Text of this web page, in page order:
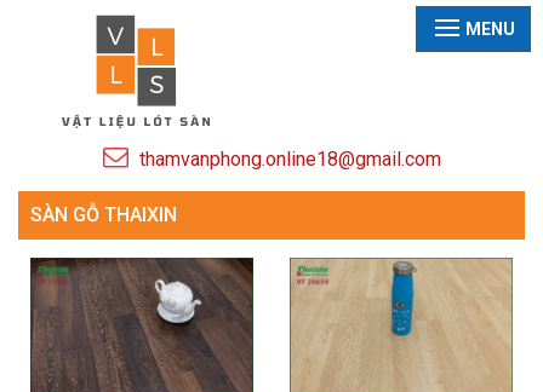
thamvanphong.online18@gmail.com
MENU
SÀN GỖ THAIXIN